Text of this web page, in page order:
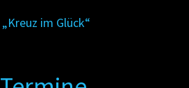
„Kreuz im Glück“